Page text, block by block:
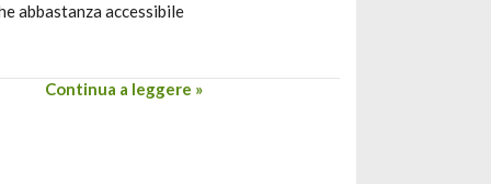
abbastanza accessibile
Continua a leggere »